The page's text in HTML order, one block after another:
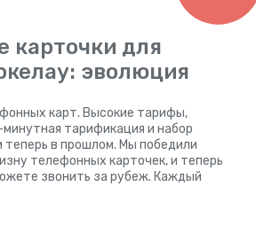
карточки для
эволюция
карт. Высокие тарифы,
тарификация и набор
теперь в прошлом. Мы победили
телефонных карточек, и теперь
звонить за рубеж. Каждый